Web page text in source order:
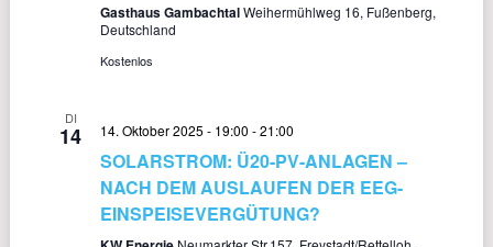
Gasthaus GambachtalWeihermühlweg 16, Fußenberg,
Deutschland
Kostenlos
DI
14 14. Oktober 2025 - 19:00 -21:00
SOLARSTROM: Ü20-PV-ANLAGEN –
NACH DEM AUSLAUFEN DER EEG-
EINSPEISEVERGÜTUNG?